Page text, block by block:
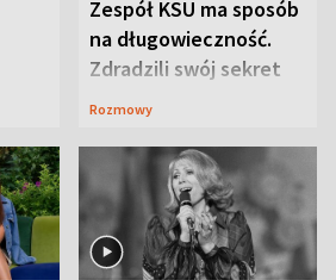
Zespół KSU ma sposób
na długowieczność.
Zdradzili swój sekret
Rozmowy